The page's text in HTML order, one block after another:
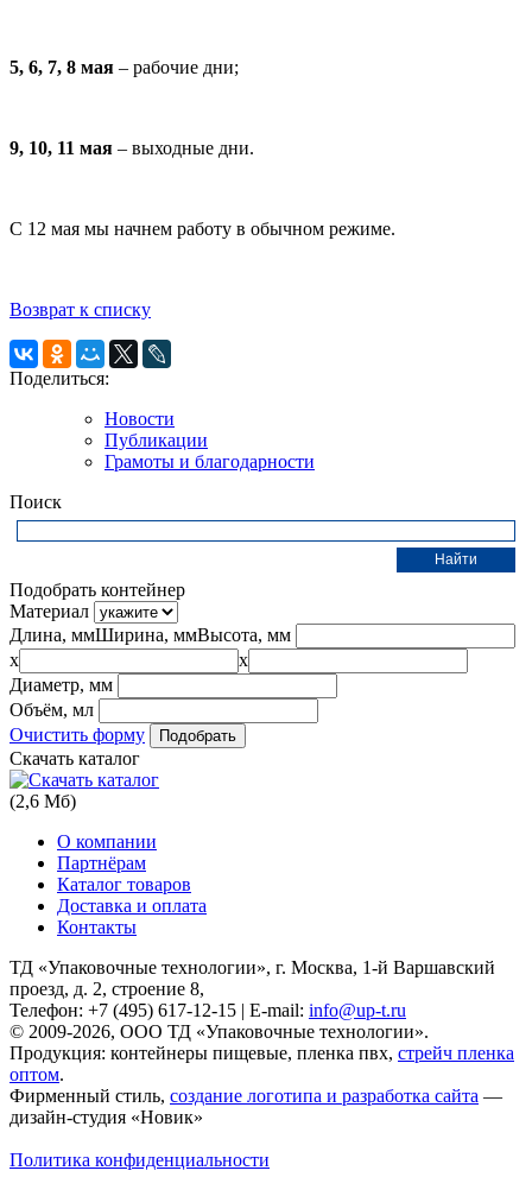
5, 6, 7, 8 мая – рабочие дни;
9, 10, 11 мая – выходные дни.
С 12 мая мы начнем работу в обычном режиме.
Возврат к списку
Поделиться:
Новости
Публикации
Грамоты и благодарности
Поиск
Подобрать контейнер
Материал
Длина, ммШирина, ммВысота, мм
x
x
Диаметр, мм
Объём, мл
Очистить форму
Скачать каталог
(2,6 Мб)
О компании
Партнёрам
Каталог товаров
Доставка и оплата
Контакты
ТД «Упаковочные технологии», г. Москва, 1-й Варшавский
проезд, д. 2, строение 8,
Телефон: +7 (495) 617-12-15 | E-mail: info@up-t.ru
© 2009-2026, ООО ТД «Упаковочные технологии».
Продукция: контейнеры пищевые, пленка пвх, стрейч пленка
оптом.
Фирменный стиль, создание логотипа и разработка сайта —
дизайн-студия «Новик»
Политика конфиденциальности